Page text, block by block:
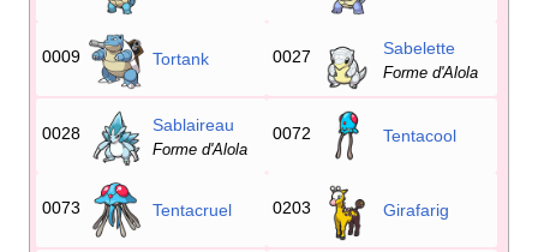
0009 Tortank 0027 Sabelette
Forme d'Alola
0028 Sablaireau
Forme d'Alola
0072 Tentacool
0073 Tentacruel 0203 Girafarig